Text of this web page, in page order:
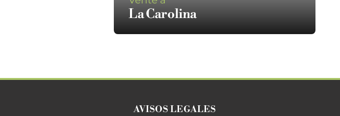
La Carolina
AVISOS LEGALES